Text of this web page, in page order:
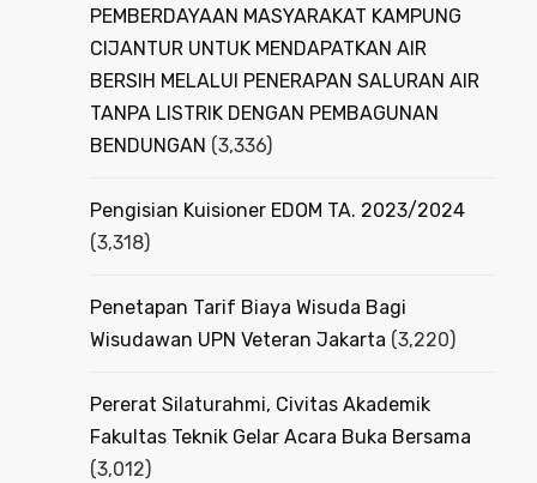
PEMBERDAYAAN MASYARAKAT KAMPUNG
CIJANTUR UNTUK MENDAPATKAN AIR
BERSIH MELALUI PENERAPAN SALURAN AIR
TANPA LISTRIK DENGAN PEMBAGUNAN
BENDUNGAN (3,336)
Pengisian Kuisioner EDOM TA. 2023/2024
(3,318)
Penetapan Tarif Biaya Wisuda Bagi
Wisudawan UPN Veteran Jakarta (3,220)
Pererat Silaturahmi, Civitas Akademik
Fakultas Teknik Gelar Acara Buka Bersama
(3,012)